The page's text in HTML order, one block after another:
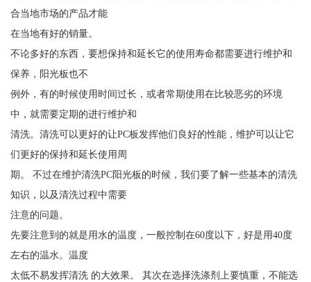
合当地市场的产品才能
在当地有好的销量。
不论多好的东西，要想保持和延长它的使用寿命都需要进行维护和
保养，阳光板也不
例外，有的时候使用时间过长，或者常期使用在比较恶劣的环境
中，就需要定期的进行维护和
清洗。清洗可以更好的让PC板发挥他们良好的性能，维护可以让它
们更好的保持和延长使用周
期。 不过在维护清洗PC阳光板的时候，我们要了解一些基本的清洗
知识，以及清洗过程中需要
注意的问题。
先要注意到的就是用水的温度，一般控制在60度以下，好是用40度
左右的温水。温度
太低不易发挥清洗 的大效果。 其次在选择洗涤剂上要慎重，不能选